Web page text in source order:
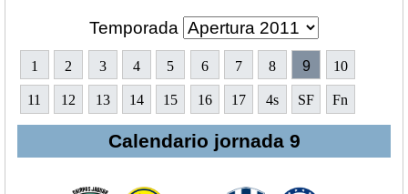
Temporada
1 2 3 4 5 6 7 8 9 10
11 12 13 14 15 16 17 4s SF Fn
Calendario jornada 9